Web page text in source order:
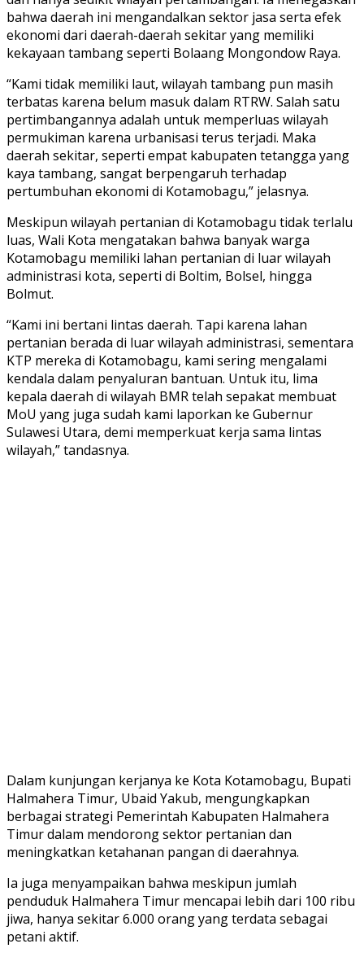
bahwa daerah ini mengandalkan sektor jasa serta efek
ekonomi dari daerah-daerah sekitar yang memiliki
kekayaan tambang seperti Bolaang Mongondow Raya.
“Kami tidak memiliki laut, wilayah tambang pun masih
terbatas karena belum masuk dalam RTRW. Salah satu
pertimbangannya adalah untuk memperluas wilayah
permukiman karena urbanisasi terus terjadi. Maka
daerah sekitar, seperti empat kabupaten tetangga yang
kaya tambang, sangat berpengaruh terhadap
pertumbuhan ekonomi di Kotamobagu,” jelasnya.
Meskipun wilayah pertanian di Kotamobagu tidak terlalu
luas, Wali Kota mengatakan bahwa banyak warga
Kotamobagu memiliki lahan pertanian di luar wilayah
administrasi kota, seperti di Boltim, Bolsel, hingga
Bolmut.
“Kami ini bertani lintas daerah. Tapi karena lahan
pertanian berada di luar wilayah administrasi, sementara
KTP mereka di Kotamobagu, kami sering mengalami
kendala dalam penyaluran bantuan. Untuk itu, lima
kepala daerah di wilayah BMR telah sepakat membuat
MoU yang juga sudah kami laporkan ke Gubernur
Sulawesi Utara, demi memperkuat kerja sama lintas
wilayah,” tandasnya.
Dalam kunjungan kerjanya ke Kota Kotamobagu, Bupati
Halmahera Timur, Ubaid Yakub, mengungkapkan
berbagai strategi Pemerintah Kabupaten Halmahera
Timur dalam mendorong sektor pertanian dan
meningkatkan ketahanan pangan di daerahnya.
Ia juga menyampaikan bahwa meskipun jumlah
penduduk Halmahera Timur mencapai lebih dari 100 ribu
jiwa, hanya sekitar 6.000 orang yang terdata sebagai
petani aktif.